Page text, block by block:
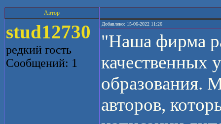
Автор
stud12730
редкий гость
Сообщений: 1
Добавлено: 15-06-2022 11:26
"Наша фирма
качественных
образования.
авторов,